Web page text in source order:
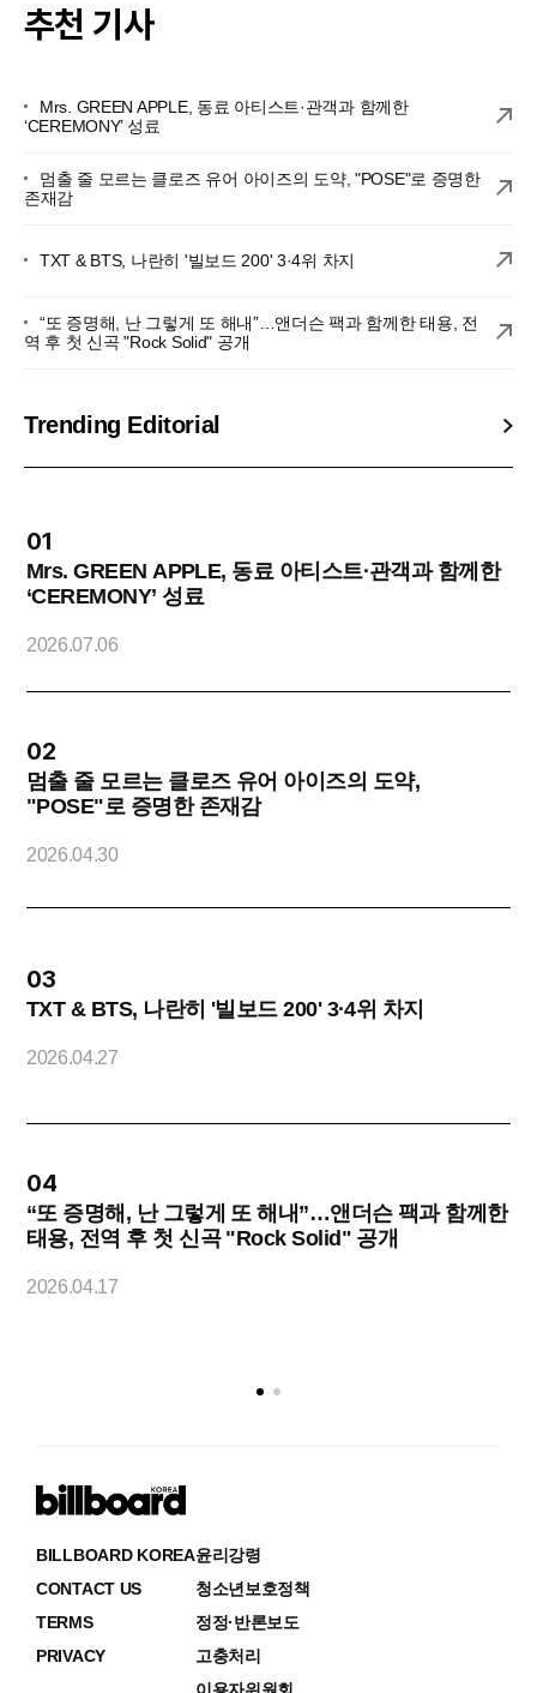
추천 기사
Mrs. GREEN APPLE, 동료 아티스트·관객과 함께한
‘CEREMONY’ 성료
멈출 줄 모르는 클로즈 유어 아이즈의 도약, "POSE"로 증명한
존재감
TXT & BTS, 나란히 '빌보드 200' 3·4위 차지
“또 증명해, 난 그렇게 또 해내”…앤더슨 팩과 함께한 태용, 전
역 후 첫 신곡 "Rock Solid" 공개
Trending Editorial
01
Mrs. GREEN APPLE, 동료 아티스트·관객과 함께한
‘CEREMONY’ 성료
2026.07.06
02
멈출 줄 모르는 클로즈 유어 아이즈의 도약,
"POSE"로 증명한 존재감
2026.04.30
03
TXT & BTS, 나란히 '빌보드 200' 3·4위 차지
2026.04.27
04
“또 증명해, 난 그렇게 또 해내”…앤더슨 팩과 함께한
태용, 전역 후 첫 신곡 "Rock Solid" 공개
2026.04.17
BILLBOARD KOREA
CONTACT US
TERMS
PRIVACY
윤리강령
청소년보호정책
정정·반론보도
고충처리